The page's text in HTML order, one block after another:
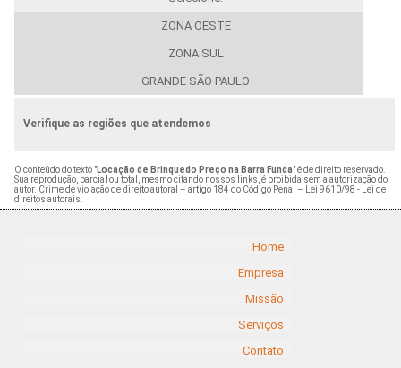
ZONA OESTE
ZONA SUL
GRANDE SÃO PAULO
Verifique as regiões que atendemos
O conteúdo do texto "Locação de Brinquedo Preço na Barra Funda" é de direito reservado.
Sua reprodução, parcial ou total, mesmo citando nossos links, é proibida sem a autorização do
autor. Crime de violação de direito autoral – artigo 184 do Código Penal – Lei 9610/98 - Lei de
direitos autorais.
Home
Empresa
Missão
Serviços
Contato